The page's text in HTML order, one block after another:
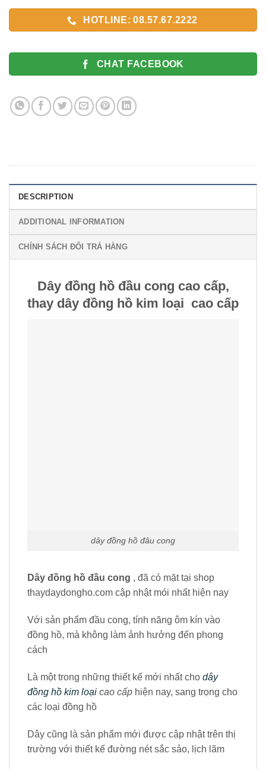
HOTLINE: 08.57.67.2222
CHAT FACEBOOK
DESCRIPTION
ADDITIONAL INFORMATION
CHÍNH SÁCH ĐỔI TRẢ HÀNG
Dây đồng hồ đầu cong cao cấp,
thay dây đồng hồ kim loại cao cấp
dây đồng hồ đâu cong
Dây đồng hồ đầu cong , đã có mặt tại shop
thaydaydongho.com cập nhật mói nhất hiện nay
Với sản phẩm đầu cong, tính năng ôm kín vào
đồng hồ, mà không làm ảnh hưởng đến phong
cách
Là một trong những thiết kế mới nhất cho dây
đồng hồ kim loại cao cấp hiện nay, sang trọng cho
các loại đồng hồ
Dây cũng là sản phẩm mới được cập nhật trên thị
trường với thiết kế đường nét sắc sảo, lịch lãm